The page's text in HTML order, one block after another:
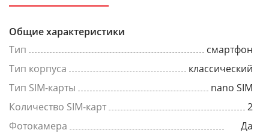
Общие характеристики
Тип
смартфон
Тип корпуса
классический
Тип SIM-карты
nano SIM
Количество SIM-карт
2
Фотокамера
Да